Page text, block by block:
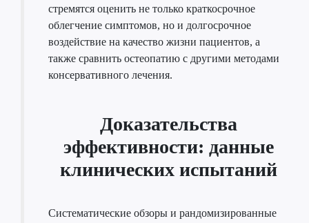
стремятся оценить не только краткосрочное
облегчение симптомов, но и долгосрочное
воздействие на качество жизни пациентов, а
также сравнить остеопатию с другими методами
консервативного лечения.
Доказательства
эффективности: данные
клинических испытаний
Систематические обзоры и рандомизированные